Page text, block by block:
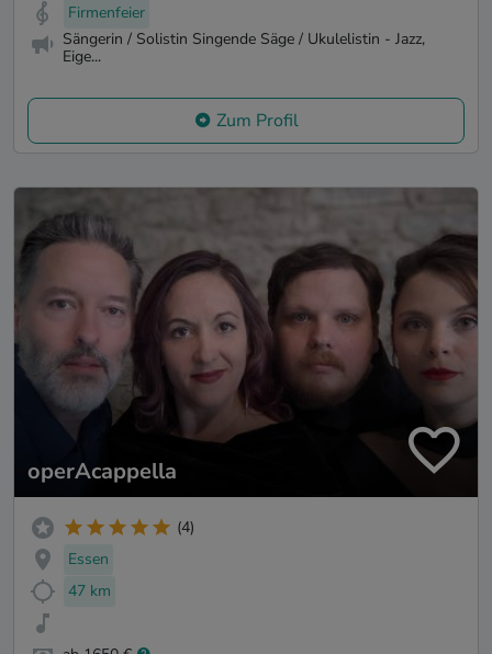
Firmenfeier
Sängerin / Solistin Singende Säge / Ukulelistin - Jazz,
Eige...
Zum Profil
operAcappella
(4)
Essen
47 km